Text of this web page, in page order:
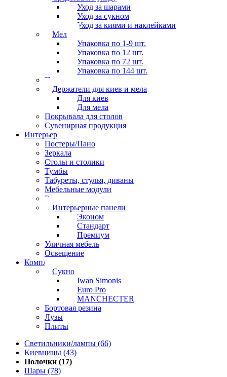
Уход за шарами
Уход за сукном
Уход за киями и наклейками
Мел
Упаковка по 1-9 шт.
Упаковка по 12 шт.
Упаковка по 72 шт.
Упаковка по 144 шт.
Перчатки
Держатели для киев и мела
Для киев
Для мела
Покрывала для столов
Сувенирная продукция
Интерьер
Постеры/Пано
Зеркала
Столы и столики
Тумбы
Табуреты, стулья, диваны
Мебельные модули
Рамы под картины
Интерьерные панели
Эконом
Стандарт
Премиум
Уличная мебель
Освещение
Комплектующие
Сукно
Iwan Simonis
Euro Pro
MANCHECTER
Бортовая резина
Лузы
Плиты
Светильники/лампы (66)
Киевницы (43)
Полочки (17)
Шары (78)